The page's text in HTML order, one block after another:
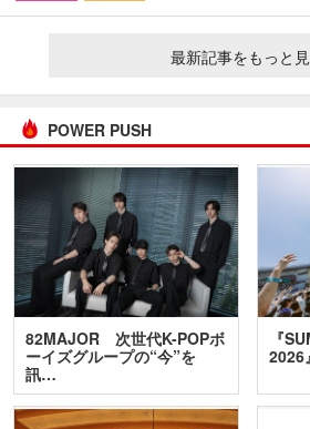
最新記事をもっと
POWER PUSH
82MAJOR 次世代K-POPボ
ーイズグループの“今”を
訊…
『
2026